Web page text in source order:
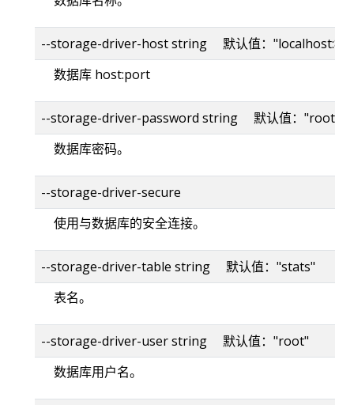
--storage-driver-host string 默认值：
数据库 host:port
--storage-driver-password string 默认值："root"
数据库密码。
--storage-driver-secure
使用与数据库的安全连接。
--storage-driver-table string 默认值："stats"
表名。
--storage-driver-user string 默认值："root"
数据库用户名。